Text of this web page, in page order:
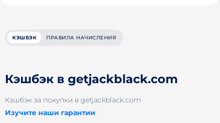
КЭШБЭК ПРАВИЛА НАЧИСЛЕНИЯ
Кэшбэк в getjackblack.com
Кэшбэк за покупки в getjackblack.com
Изучите наши гарантии